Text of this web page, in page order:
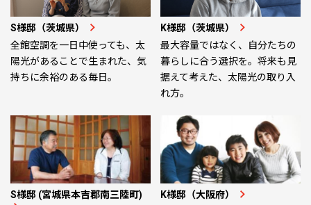
S様邸（茨城県）
全館空調を一日中使っても、太
陽光があることで生まれた、気
持ちに余裕のある毎日。
K様邸（茨城県）
最大容量ではなく、自分たちの
暮らしに合う選択を。将来も見
据えて考えた、太陽光の取り入
れ方。
S様邸 (宮城県本吉郡南三陸町)
K様邸（大阪府）